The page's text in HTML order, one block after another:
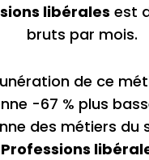
libérales est
bruts par mois.
de ce
-67 % plus
des métiers du
Professions